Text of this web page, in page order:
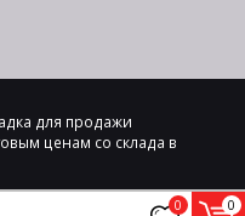
0 0
для продажи
ценам со склада в